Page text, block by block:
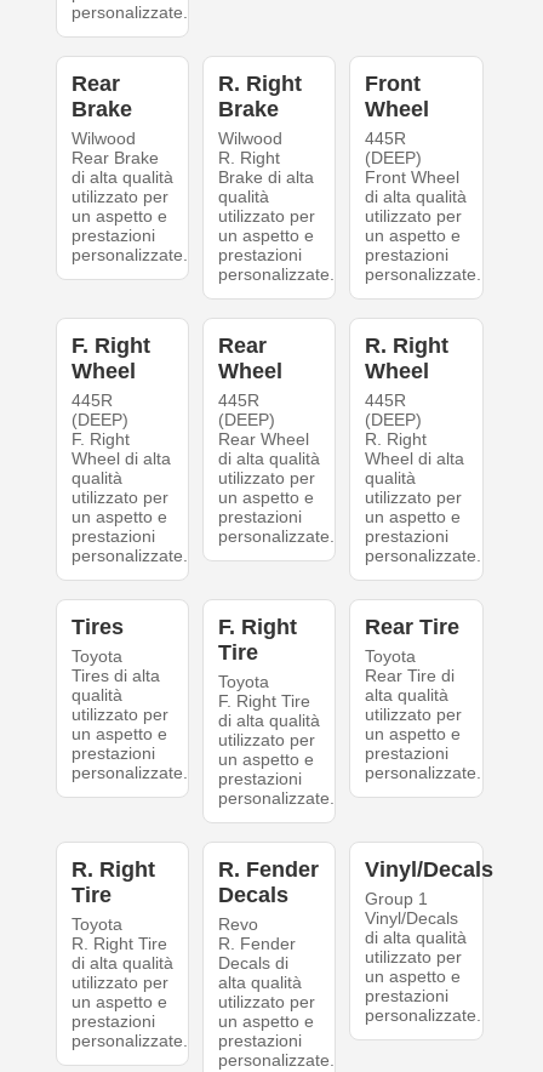
personalizzate.
Rear
Brake
Wilwood
Rear Brake
di alta qualità
utilizzato per
un aspetto e
prestazioni
personalizzate.
R. Right
Brake
Wilwood
R. Right
Brake di alta
qualità
utilizzato per
un aspetto e
prestazioni
personalizzate.
Front
Wheel
445R
(DEEP)
Front Wheel
di alta qualità
utilizzato per
un aspetto e
prestazioni
personalizzate.
F. Right
Wheel
445R
(DEEP)
F. Right
Wheel di alta
qualità
utilizzato per
un aspetto e
prestazioni
personalizzate.
Rear
Wheel
445R
(DEEP)
Rear Wheel
di alta qualità
utilizzato per
un aspetto e
prestazioni
personalizzate.
R. Right
Wheel
445R
(DEEP)
R. Right
Wheel di alta
qualità
utilizzato per
un aspetto e
prestazioni
personalizzate.
Tires
Toyota
Tires di alta
qualità
utilizzato per
un aspetto e
prestazioni
personalizzate.
F. Right
Tire
Toyota
F. Right Tire
di alta qualità
utilizzato per
un aspetto e
prestazioni
personalizzate.
Rear Tire
Toyota
Rear Tire di
alta qualità
utilizzato per
un aspetto e
prestazioni
personalizzate.
R. Right
Tire
Toyota
R. Right Tire
di alta qualità
utilizzato per
un aspetto e
prestazioni
personalizzate.
R. Fender
Decals
Revo
R. Fender
Decals di
alta qualità
utilizzato per
un aspetto e
prestazioni
personalizzate.
Vinyl/Decals
Group 1
Vinyl/Decals
di alta qualità
utilizzato per
un aspetto e
prestazioni
personalizzate.